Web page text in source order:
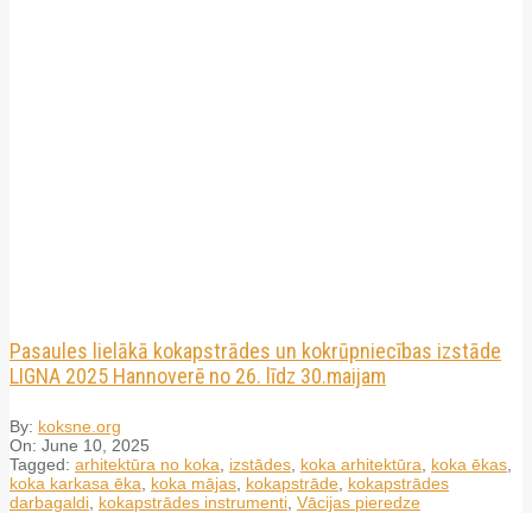
Pasaules lielākā kokapstrādes un kokrūpniecības izstāde
LIGNA 2025 Hannoverē no 26. līdz 30.maijam
By: koksne.org
On: June 10, 2025
Tagged: arhitektūra no koka izstādes koka arhitektūra koka ēkas
koka karkasa ēka
koka mājas kokapstrāde kokapstrādes
darbagaldi kokapstrādes instrumenti Vācijas pieredze